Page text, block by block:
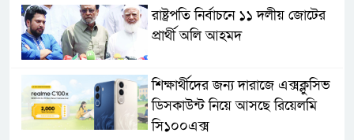
রাষ্ট্রপতি নির্বাচনে ১১ দলীয় জোটের
প্রার্থী অলি আহমদ
শিক্ষার্থীদের জন্য দারাজে এক্সক্লুসিভ
ডিসকাউন্ট নিয়ে আসছে রিয়েলমি
সি১০০এক্স